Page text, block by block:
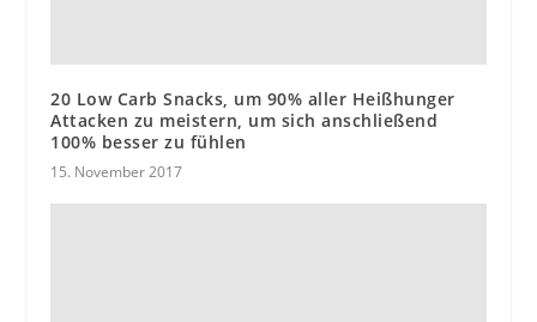
20 Low Carb Snacks, um 90% aller Heißhunger
Attacken zu meistern, um sich anschließend
100% besser zu fühlen
15. November 2017